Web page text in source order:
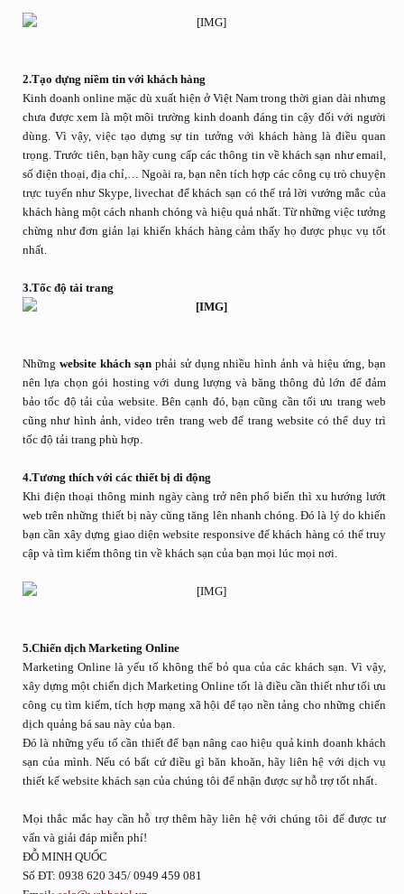
2.Tạo dựng niềm tin với khách hàng
Kinh doanh online mặc dù xuất hiện ở Việt Nam trong thời gian dài nhưng
chưa được xem là một môi trường kinh doanh đáng tin cậy đối với người
dùng. Vì vậy, việc tạo dựng sự tin tưởng với khách hàng là điều quan
trọng. Trước tiên, bạn hãy cung cấp các thông tin về khách sạn như email,
số điện thoại, địa chỉ,… Ngoài ra, bạn nên tích hợp các công cụ trò chuyện
trực tuyến như Skype, livechat để khách sạn có thể trả lời vướng mắc của
khách hàng một cách nhanh chóng và hiệu quả nhất. Từ những việc tưởng
chừng như đơn giản lại khiến khách hàng cảm thấy họ được phục vụ tốt
nhất.
3.Tốc độ tải trang
Những website khách sạnphải sử dụng nhiều hình ảnh và hiệu ứng, bạn
nên lựa chọn gói hosting với dung lượng và băng thông đủ lớn để đảm
bảo tốc độ tải của website. Bên cạnh đó, bạn cũng cần tối ưu trang web
cũng như hình ảnh, video trên trang web để trang website có thể duy trì
tốc độ tải trang phù hợp.
4.Tương thích với các thiết bị di động
Khi điện thoại thông minh ngày càng trở nên phổ biến thì xu hướng lướt
web trên những thiết bị này cũng tăng lên nhanh chóng. Đó là lý do khiến
bạn cần xây dựng giao diện website responsive để khách hàng có thể truy
cập và tìm kiếm thông tin về khách sạn của bạn mọi lúc mọi nơi.
5.Chiến dịch Marketing Online
Marketing Online là yếu tố không thể bỏ qua của các khách sạn. Vì vậy,
xây dựng một chiến dịch Marketing Online tốt là điều cần thiết như tối ưu
công cụ tìm kiếm, tích hợp mạng xã hội để tạo nền tảng cho những chiến
dịch quảng bá sau này của bạn.
Đó là những yếu tố cần thiết để bạn nâng cao hiệu quả kinh doanh khách
sạn của mình. Nếu có bất cứ điều gì băn khoăn, hãy liên hệ với dịch vụ
thiết kế website khách sạn của chúng tôi để nhận được sự hỗ trợ tốt nhất.
Mọi thắc mắc hay cần hỗ trợ thêm hãy liên hệ với chúng tôi để được tư
vấn và giải đáp miễn phí!
ĐỖ MINH QUỐC
Số ĐT: 0938 620 345/ 0949 459 081